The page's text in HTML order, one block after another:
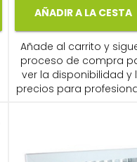
AÑADIR A LA CESTA
Añade al carrito y
proceso de compra
ver la disponibilidad y
precios para